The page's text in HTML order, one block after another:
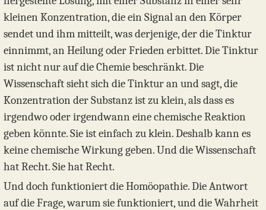
kleinen Konzentration, die ein Signal an den Körper
sendet und ihm mitteilt, was derjenige, der die Tinktur
einnimmt, an Heilung oder Frieden erbittet. Die Tinktur
ist nicht nur auf die Chemie beschränkt. Die
Wissenschaft sieht sich die Tinktur an und sagt, die
Konzentration der Substanz ist zu klein, als dass es
irgendwo oder irgendwann eine chemische Reaktion
geben könnte. Sie ist einfach zu klein. Deshalb kann es
keine chemische Wirkung geben. Und die Wissenschaft
hat Recht. Sie hat Recht.
Und doch funktioniert die Homöopathie. Die Antwort
auf die Frage, warum sie funktioniert, und die Wahrheit